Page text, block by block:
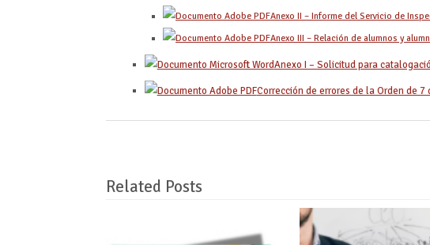
Anexo II – Informe del Servicio de
Anexo III – Relación de alumnos y
Anexo I – Solicitud para
Corrección de errores de la Orden de
Related Posts